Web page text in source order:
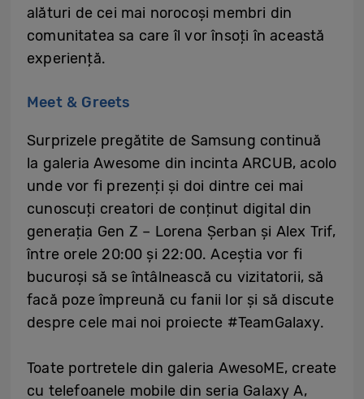
alături de cei mai norocoși membri din
comunitatea sa care îl vor însoți în această
experiență.
Meet & Greets
Surprizele pregătite de Samsung continuă
la galeria Awesome din incinta ARCUB, acolo
unde vor fi prezenți și doi dintre cei mai
cunoscuți creatori de conținut digital din
generația Gen Z – Lorena Șerban și Alex Trif,
între orele 20:00 și 22:00. Aceștia vor fi
bucuroși să se întâlnească cu vizitatorii, să
facă poze împreună cu fanii lor și să discute
despre cele mai noi proiecte #TeamGalaxy.
Toate portretele din galeria AwesoME, create
cu telefoanele mobile din seria Galaxy A,